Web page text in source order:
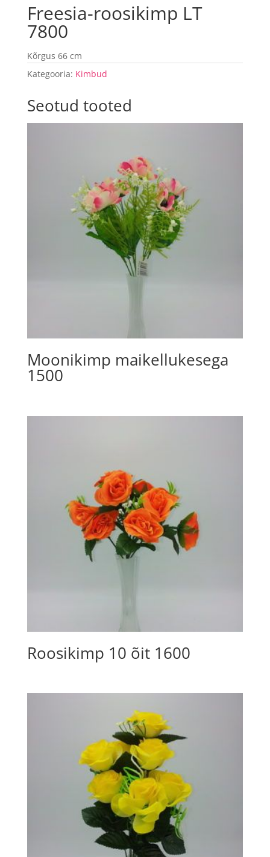
Freesia-roosikimp LT
7800
Kõrgus 66 cm
Kategooria: Kimbud
Seotud tooted
Moonikimp maikellukesega
1500
Roosikimp 10 õit 1600